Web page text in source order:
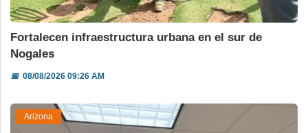
Fortalecen infraestructura urbana en el sur de
Nogales
📅08/08/2026 09:26 AM
Arizona